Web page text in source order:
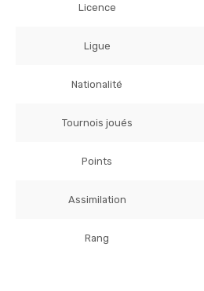
Licence
Ligue
Nationalité
Tournois joués
Points
Assimilation
Rang